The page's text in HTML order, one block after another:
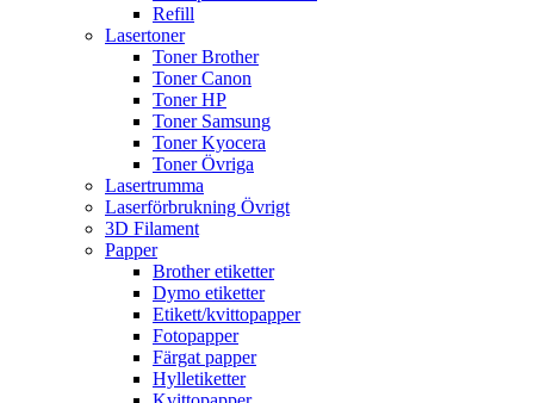
Refill
Lasertoner
Toner Brother
Toner Canon
Toner HP
Toner Samsung
Toner Kyocera
Toner Övriga
Lasertrumma
Laserförbrukning Övrigt
3D Filament
Papper
Brother etiketter
Dymo etiketter
Etikett/kvittopapper
Fotopapper
Färgat papper
Hylletiketter